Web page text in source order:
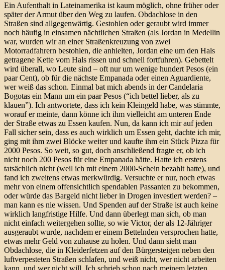
Ein Aufenthalt in Lateinamerika ist kaum möglich, ohne früher oder
später der Armut über den Weg zu laufen. Obdachlose in den
Straßen sind allgegenwärtig. Gestohlen oder geraubt wird immer
noch häufig in einsamen nächtlichen Straßen (als Jordan in Medellin
war, wurden wir an einer Straßenkreuzung von zwei
Motorradfahrern bestohlen, die anhielten, Jordan eine um den Hals
getragene Kette vom Hals rissen und schnell fortfuhren). Gebettelt
wird überall, wo Leute sind – oft nur um wenige hundert Pesos (ein
paar Cent), ob für die nächste Empanada oder einen Aguardiente,
wer weiß das schon. Einmal bat mich abends in der Candelaria
Bogotas ein Mann um ein paar Pesos (“ich bettel lieber, als zu
klauen”). Ich antwortete, dass ich kein Kleingeld habe, was stimmte,
worauf er meinte, dann könne ich ihm vielleicht am unteren Ende
der Straße etwas zu Essen kaufen. Nun, da kann ich mir auf jeden
Fall sicher sein, dass es auch wirklich um Essen geht, dachte ich mir,
ging mit ihm zwei Blöcke weiter und kaufte ihm ein Stück Pizza für
2000 Pesos. So weit, so gut, doch anschließend fragte er, ob ich
nicht noch 200 Pesos für eine Empanada hätte. Hatte ich erstens
tatsächlich nicht (weil ich mit einem 2000-Schein bezahlt hatte), und
fand ich zweitens etwas merkwürdig. Versuchte er nur, noch etwas
mehr von einem offensichtlich spendablen Passanten zu bekommen,
oder würde das Bargeld nicht lieber in Drogen investiert werden? –
man kann es nie wissen. Und Spenden auf der Straße ist auch keine
wirklich langfristige Hilfe. Und dann überlegt man sich, ob man
nicht einfach weitergehen sollte, so wie Victor, der als 12-Jähriger
ausgeraubt wurde, nachdem er einem Bettelnden versprochen hatte,
etwas mehr Geld von zuhause zu holen. Und dann sieht man
Obdachlose, die in Kleiderfetzen auf den Bürgersteigen neben den
luftverpesteten Straßen schlafen, und weiß nicht, wer nicht arbeiten
kann, und wer nicht will. Ich schrieb schon nach meinem letzten